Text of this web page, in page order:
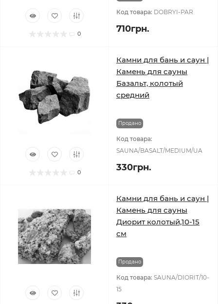
0
Код товара: DOBRYI-PAR
710грн.
0
Камни для бань и саун |
Камень для сауны
Базальт, колотый
средний
Продано
Код товара:
SAUNA/BASALT/MEDIUM/UA
330грн.
Камни для бань и саун |
Камень для сауны
Диорит колотый,10-15
см
Продано
Код товара: SAUNA/DIORIT/10-
15